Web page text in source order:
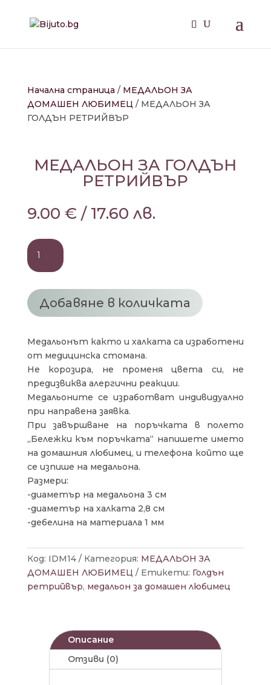
Начална страница / МЕДАЛЬОН ЗА
ДОМАШЕН ЛЮБИМЕЦ / МЕДАЛЬОН ЗА
ГОЛДЪН РЕТРИЙВЪР
МЕДАЛЬОН ЗА ГОЛДЪН
РЕТРИЙВЪР
9.00 € / 17.60 лв.
количество
за
МЕДАЛЬОН
ГОЛДЪН
РЕТРИЙВЪР
Добавяне в количката
Медальонът както и халката са изработени
от медицинска стомана.
Не корозира, не променя цвета си, не
предизвиква алергични реакции.
Медальоните се изработват индивидуално
при направена заявка.
При завършване на поръчката в полето
„Бележки към поръчката“ напишете името
на домашния любимец, и телефона който ще
се изпише на медальона.
Размери:
-диаметър на медальона 3 см
-диаметър на халката 2,8 см
-дебелина на материала 1 мм
Код: IDM14 Категория: МЕДАЛЬОН ЗА
ДОМАШЕН ЛЮБИМЕЦ
Етикети: Голдън
ретрийвър, медальон за домашен любимец
Описание
Отзиви (0)